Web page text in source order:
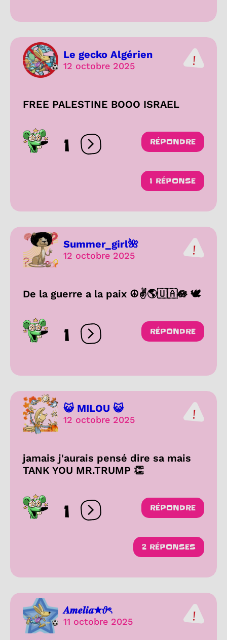
Le gecko Algérien
12 octobre 2025
FREE PALESTINE BOOO ISRAEL
1 Ouvrir les réactions
RÉPONDRE
1 RÉPONSE
Summer_girl🌺
12 octobre 2025
De la guerre a la paix ☮️✌️🌎🇺🇦🪷 🕊️
1 Ouvrir les réactions
RÉPONDRE
😺 MILOU 😺
12 octobre 2025
jamais j'aurais pensé dire sa mais
TANK YOU MR.TRUMP 👏
1 Ouvrir les réactions
RÉPONDRE
2 RÉPONSES
𝑨𝒎𝒆𝒍𝒊𝒂★𝜗ৎ
11 octobre 2025